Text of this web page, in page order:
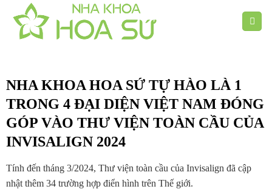
Chuyển
NHA KHOA HOA SỨ TỰ HÀO LÀ 1
TRONG 4 ĐẠI DIỆN VIỆT NAM ĐÓNG
GÓP VÀO THƯ VIỆN TOÀN CẦU CỦA
INVISALIGN 2024
Tính đến tháng 3/2024, Thư viện toàn cầu của Invisalign đã cập
nhật thêm 34 trường hợp điển hình trên Thế giới.